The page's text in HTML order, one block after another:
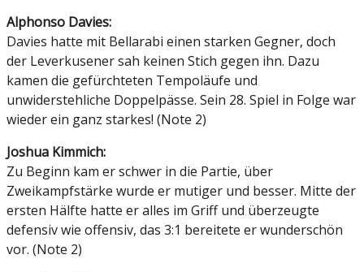
Alphonso Davies:
Davies hatte mit Bellarabi einen starken Gegner, doch
der Leverkusener sah keinen Stich gegen ihn. Dazu
kamen die gefürchteten Tempoläufe und
unwiderstehliche Doppelpässe. Sein 28. Spiel in Folge war
wieder ein ganz starkes! (Note 2)
Joshua Kimmich:
Zu Beginn kam er schwer in die Partie, über
Zweikampfstärke wurde er mutiger und besser. Mitte der
ersten Hälfte hatte er alles im Griff und überzeugte
defensiv wie offensiv, das 3:1 bereitete er wunderschön
vor. (Note 2)